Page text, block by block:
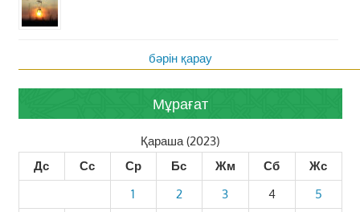
бәрін қарау
Мұрағат
Қараша (2023)
Дс
Сс Ср Бс Жм Сб
Жс
1
2 3 4
5